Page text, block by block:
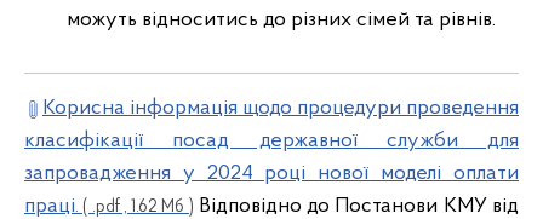
можуть відноситись до різних сімей та рівнів.
Корисна інформація щодо процедури проведення
класифікації посад державної служби для
запровадження у 2024 році нової моделі оплати
праці. ( .pdf , 1.62 Мб ) Відповідно до Постанови КМУ від